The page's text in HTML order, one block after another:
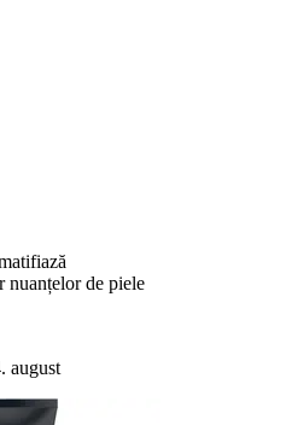
nuanțelor de piele
august